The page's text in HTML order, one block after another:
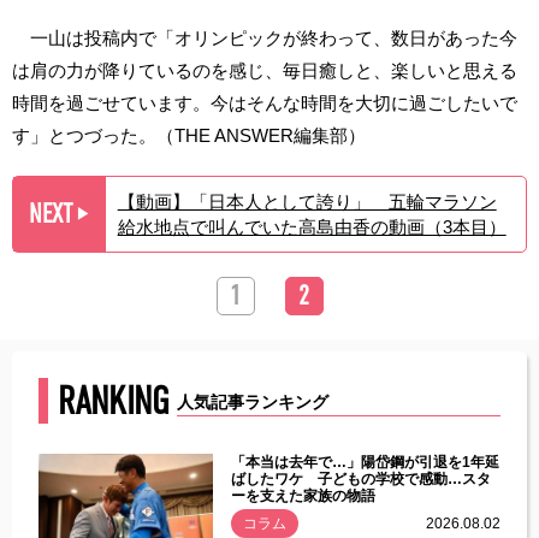
一山は投稿内で「オリンピックが終わって、数日があった今
は肩の力が降りているのを感じ、毎日癒しと、楽しいと思える
時間を過ごせています。今はそんな時間を大切に過ごしたいで
す」とつづった。（THE ANSWER編集部）
NEXT ▶︎
【動画】「日本人として誇り」 五輪マラソン
給水地点で叫んでいた高島由香の動画（3本目）
1 2
RANKING 人気記事ランキング
「本当は去年で…」陽岱鋼が引退を1年延
ばしたワケ 子どもの学校で感動…スタ
ーを支えた家族の物語
コラム
2026.08.02